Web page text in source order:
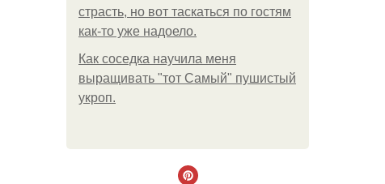
страсть, но вот таскаться по гостям
как-то уже надоело.
Как соседка научила меня
выращивать "тот Самый" пушистый
укроп.